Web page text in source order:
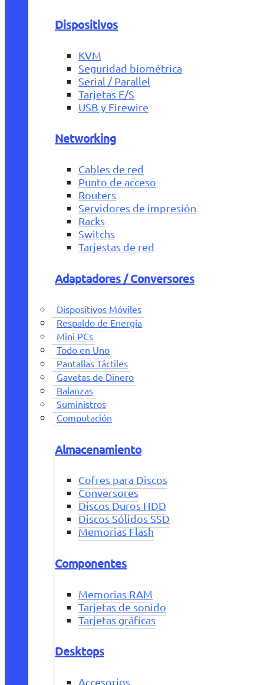
Dispositivos
KVM
Seguridad biométrica
Serial / Parallel
Tarjetas E/S
USB y Firewire
Networking
Cables de red
Punto de acceso
Routers
Servidores de impresión
Racks
Switchs
Tarjestas de red
Adaptadores / Conversores
Dispositivos Móviles
Respaldo de Energía
Mini PCs
Todo en Uno
Pantallas Táctiles
Gavetas de Dinero
Balanzas
Suministros
Computación
Almacenamiento
Cofres para Discos
Conversores
Discos Duros HDD
Discos Sólidos SSD
Memorias Flash
Componentes
Memorias RAM
Tarjetas de sonido
Tarjetas gráficas
Desktops
Accesorios